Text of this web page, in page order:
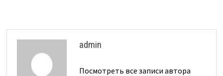
admin
Посмотреть все записи автора